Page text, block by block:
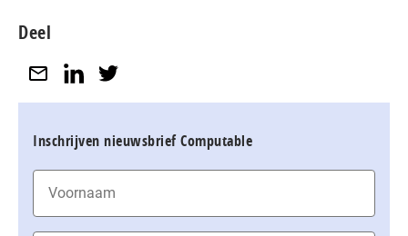
Deel
Inschrijven nieuwsbrief Computable